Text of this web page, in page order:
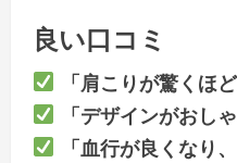
良い口コミ
「肩こりが驚くほ
「デザインがおし
「血行が良くなり